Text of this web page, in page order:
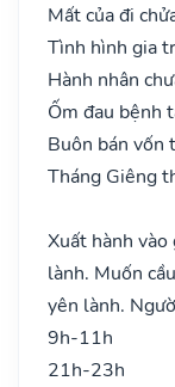
Mất của đi
Tình hình gia
Hành nhân
Ốm đau bệnh
Buôn bán vốn
Tháng Giêng
Xuất hành
lành. Muốn
yên lành.
9h-11h
21h-23h